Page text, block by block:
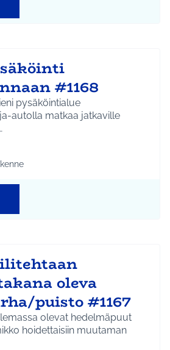
#1168
pysäköintialue
autolla matkaa jatkaville
mukaan: Jokela
teeman mukaan: Infra ja liikenne
oleva
puisto #1167
olevat hedelmäpuut
hoidettaisiin muutaman